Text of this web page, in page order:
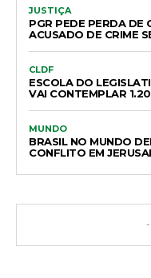
JUSTIÇA
PGR PEDE PERDA DE
ACUSADO DE CRIME
CLDF
ESCOLA DO
VAI CONTEMPLAR
MUNDO
BRASIL NO MUNDO
CONFLITO EM
-